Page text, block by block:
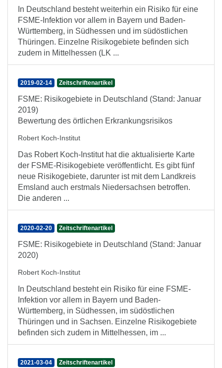
In Deutschland besteht weiterhin ein Risiko für eine
FSME-Infektion vor allem in Bayern und Baden-
Württemberg, in Südhessen und im südöstlichen
Thüringen. Einzelne Risikogebiete befinden sich
zudem in Mittelhessen (LK ...
2019-02-14 Zeitschriftenartikel
FSME: Risikogebiete in Deutschland (Stand: Januar
2019)
Bewertung des örtlichen Erkrankungsrisikos
Robert Koch-Institut
Das Robert Koch-Institut hat die aktua­li­sierte Karte
der FSME-Risiko­gebiete ver­öffent­licht. Es gibt fünf
neue Risiko­gebiete, darunter ist mit dem Land­kreis
Ems­land auch erst­mals Nieder­sachsen betroffen.
Die anderen ...
2020-02-20 Zeitschriftenartikel
FSME: Risikogebiete in Deutschland (Stand: Januar
2020)
Robert Koch-Institut
In Deutschland besteht ein Risiko für eine FSME-
Infektion vor allem in Bayern und Baden-
Württemberg, in Südhessen, im südöstlichen
Thüringen und in Sachsen. Einzelne Risikogebiete
befinden sich zudem in Mittelhessen, im ...
2021-03-04 Zeitschriftenartikel